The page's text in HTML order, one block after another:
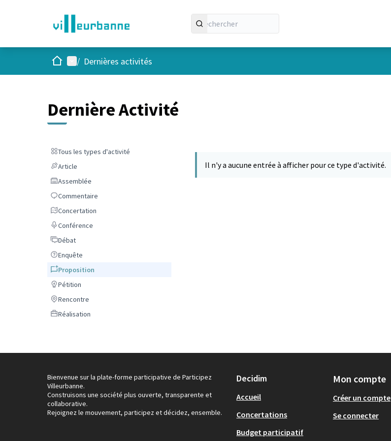
AccueilMenu principal
/ Dernières activités
Dernière Activité
Tous les types d'activité
Tous les types d'activité
ArticleArticle
Assemblée
Assemblée
Commentaire
Commentaire
Concertation
Concertation
Conférence
Conférence
DébatDébat
Enquête
Enquête
Proposition
Proposition
Pétition
Pétition
Rencontre
Rencontre
Réalisation
Réalisation
Il n'y a aucune entrée à afficher pour ce type d'activité.
Bienvenue sur la plate-forme participative de Participez
Villeurbanne.
Construisons une société plus ouverte, transparente et
collaborative.
Rejoignez le mouvement, participez et décidez, ensemble.
Decidim
Accueil
Concertations
Budget participatif
Mon compte
Créer un compte
Se connecter